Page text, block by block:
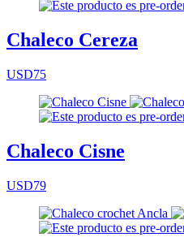
Chaleco Cereza
USD75
Chaleco Cisne
USD79